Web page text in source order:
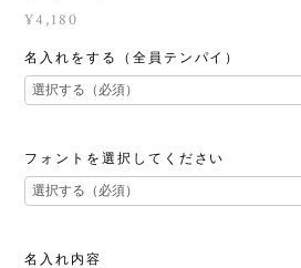
¥4,180
名入れをする（全員テンパイ）
フォントを選択してください
名入れ内容